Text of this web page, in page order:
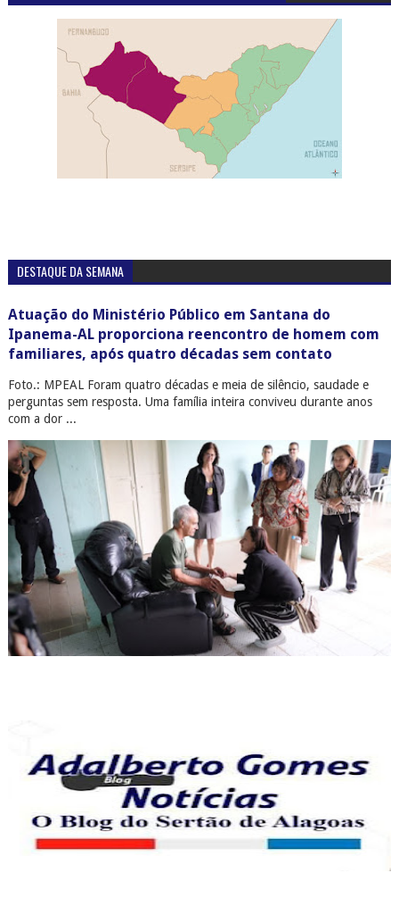
DESTAQUE DA SEMANA
Atuação do Ministério Público em Santana do
Ipanema-AL proporciona reencontro de homem com
familiares, após quatro décadas sem contato
Foto.: MPEAL Foram quatro décadas e meia de silêncio, saudade e
perguntas sem resposta. Uma família inteira conviveu durante anos
com a dor ...